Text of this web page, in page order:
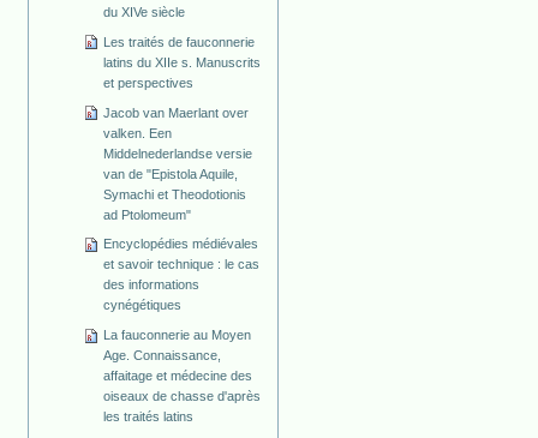
du XIVe siècle
Les traités de fauconnerie
latins du XIIe s. Manuscrits
et perspectives
Jacob van Maerlant over
valken. Een
Middelnederlandse versie
van de "Epistola Aquile,
Symachi et Theodotionis
ad Ptolomeum"
Encyclopédies médiévales
et savoir technique : le cas
des informations
cynégétiques
La fauconnerie au Moyen
Age. Connaissance,
affaitage et médecine des
oiseaux de chasse d'après
les traités latins